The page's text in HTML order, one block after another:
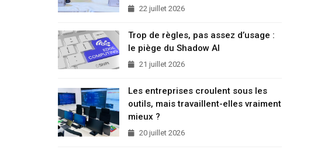
22 juillet 2026
Trop de règles, pas assez d’usage :
le piège du Shadow AI
21 juillet 2026
Les entreprises croulent sous les
outils, mais travaillent-elles vraiment
mieux ?
20 juillet 2026